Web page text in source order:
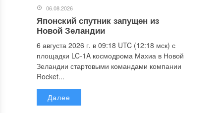
06.08.2026
Японский спутник запущен из
Новой Зеландии
6 августа 2026 г. в 09:18 UTC (12:18 мск) с
площадки LC-1A космодрома Махиа в Новой
Зеландии стартовыми командами компании
Rocket...
Далее